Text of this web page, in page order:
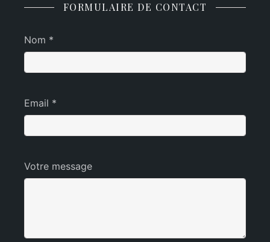
FORMULAIRE DE CONTACT
Nom *
Email *
Votre message